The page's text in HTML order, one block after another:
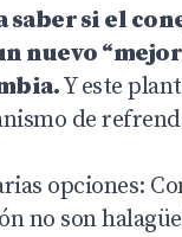
si el
nuevo
Y este
de
opciones:
no son